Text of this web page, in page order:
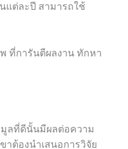
แต่ละปี สามารถใช้
ที่การันตีผลงาน ทักหา
มูลที่ดีนั้นมีผลต่อความ
าต้องนำเสนอการวิจัย